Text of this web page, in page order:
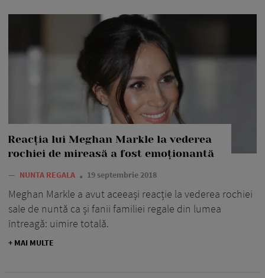
Reacția lui Meghan Markle la vederea
rochiei de mireasă a fost emoționantă
— NUNTA REGALA 19 septembrie 2018
Meghan Markle a avut aceeași reacție la vederea rochiei
sale de nuntă ca și fanii familiei regale din lumea
întreagă: uimire totală.
+ MAI MULTE